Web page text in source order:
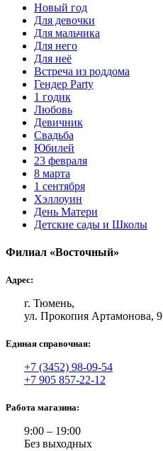
Новый год
Для девочки
Для мальчика
Для него
Для неё
Встреча из роддома
Гендер Party
1 годик
Любовь
Девичник
Свадьба
Юбилей
23 февраля
8 марта
1 сентября
Хэллоуин
День Матери
Детские сады и Школы
Филиал «Восточный»
Адрес:
г. Тюмень,
ул. Прокопия Артамонова, 9
Единая справочная:
+7 (3452) 98-09-54
+7 905 857-22-12
Работа магазина:
9:00 – 19:00
Без выходных